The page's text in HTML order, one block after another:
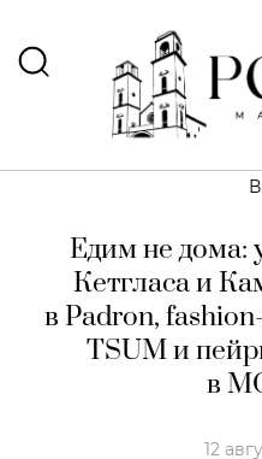
Едим не дома:
Кетгласа и
в Padron,
TSUM и
в
12